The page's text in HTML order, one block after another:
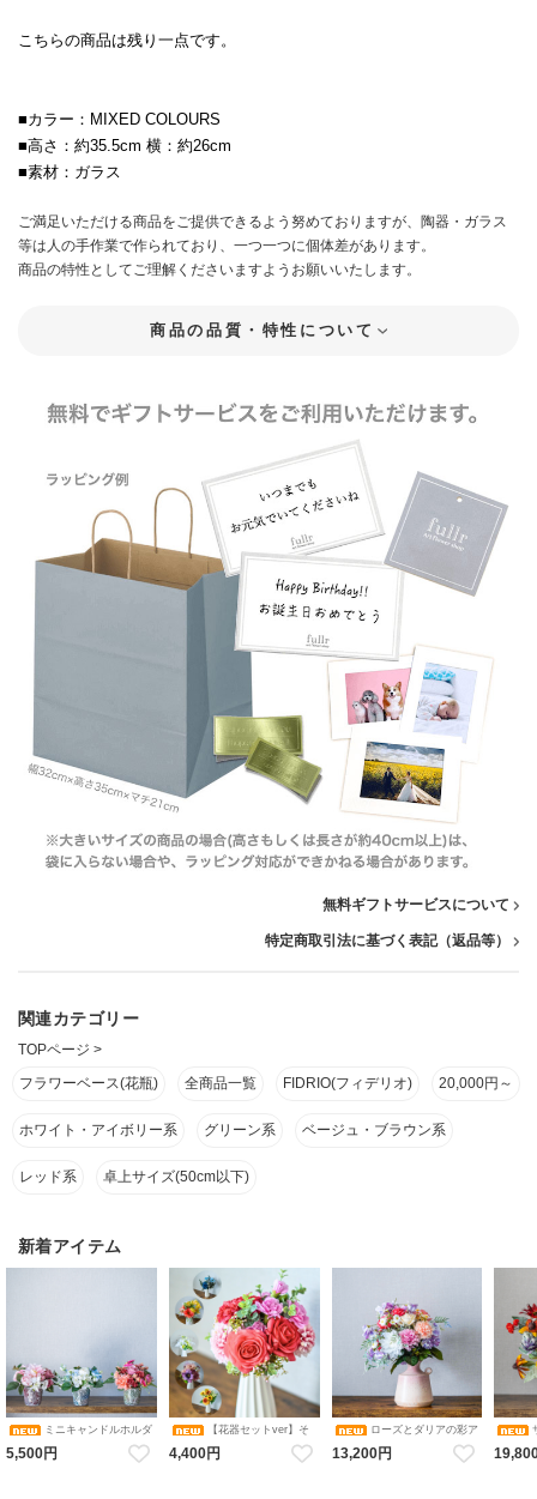
こちらの商品は残り一点です。
■カラー：MIXED COLOURS
■高さ：約35.5cm 横：約26cm
■素材：ガラス
ご満足いただける商品をご提供できるよう努めておりますが、陶器・ガラス
等は人の手作業で作られており、一つ一つに個体差があります。
商品の特性としてご理解くださいますようお願いいたします。
商品の品質・特性について
無料ギフトサービスについて
特定商取引法に基づく表記（返品等）
関連カテゴリー
TOPページ >
フラワーベース(花瓶)
全商品一覧 FIDRIO(フィデリオ) 20,000円～
ホワイト・アイボリー系 グリーン系 ベージュ・ブラウン系
レッド系 卓上サイズ(50cm以下)
新着アイテム
ミニキャンドルホルダ
ーアレンジメント コレクショ
ン（ピンク・ブルーホワイ
5,500円
【花器セットver】そ
のまま飾れるブーケ 選べる６
色 アレンジメント 造花 アー
4,400円
ローズとダリアの彩ア
レンジメント 花瓶アレンジメ
ント 造花 アーティフィシャル
13,200円
ンジメ